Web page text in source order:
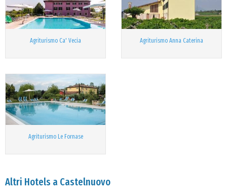
Agriturismo Ca' Vecia Agriturismo Anna Caterina
Agriturismo Le Fornase
Altri Hotels a Castelnuovo